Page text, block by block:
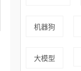
机器狗
大模型